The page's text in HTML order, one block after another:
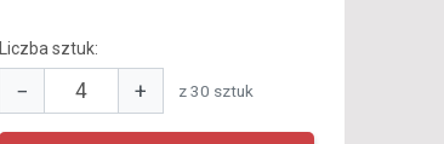
Liczba sztuk:
− + z 30 sztuk